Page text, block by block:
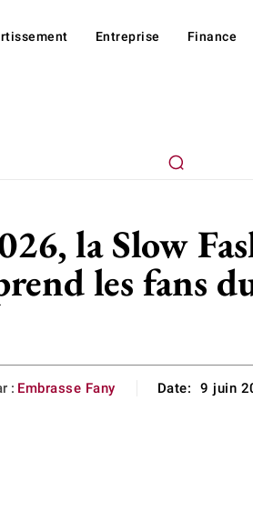
Entreprise Finance
la Slow
les fans
: Embrasse Fany Date: 9 juin